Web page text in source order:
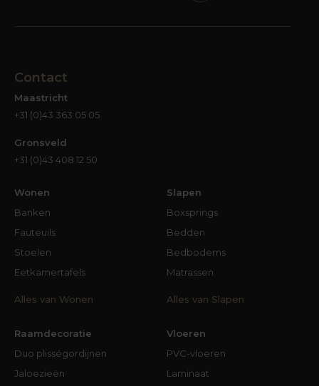
Contact
Maastricht
+31 (0)43 363 05 05
Gronsveld
+31 (0)43 408 12 50
Wonen
Banken
Fauteuils
Stoelen
Eetkamertafels
Alles van Wonen
Slapen
Boxsprings
Bedden
Bedbodems
Matrassen
Alles van Slapen
Raamdecoratie
Duo plisségordijnen
Jaloezieën
Vloeren
PVC-vloeren
Laminaat